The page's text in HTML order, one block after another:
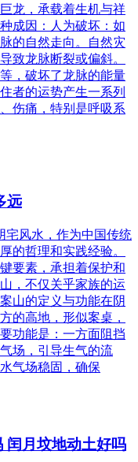
龙，承载着生机与祥
成因：人为破坏：如
的自然走向。自然灾
致龙脉断裂或偏斜。
，破坏了龙脉的能量
者的运势产生一系列
伤痛，特别是呼吸系
远
宅风水，作为中国传统
的哲理和实践经验。
要素，承担着保护和
，不仅关乎家族的运
山的定义与功能在阴
的高地，形似案桌，
功能是：一方面阻挡
场，引导生气的流
气场稳固，确保
闰月坟地动土好吗